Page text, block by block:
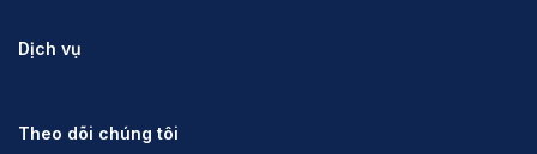
Dịch vụ
Theo dõi chúng tôi